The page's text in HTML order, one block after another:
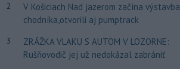
2
V Košiciach Nad jazerom začína výstavba
chodníka,otvorili aj pumptrack
3
ZRÁŽKA VLAKU S AUTOM V LOZORNE:
Rušňovodič jej už nedokázal zabrániť